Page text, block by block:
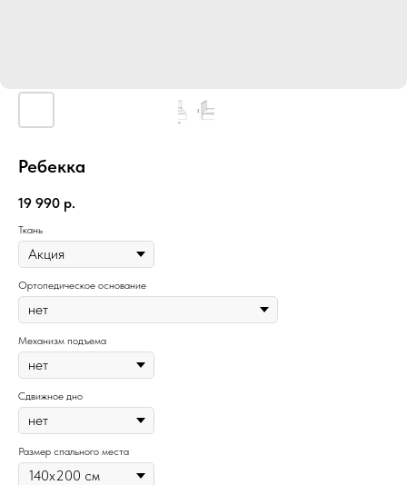
Ребекка
19 990 р.
Ткань
Ортопедическое основание
Механизм подъема
Сдвижное дно
Размер спального места